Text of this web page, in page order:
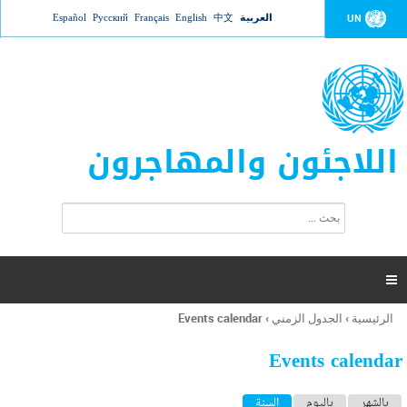
Jump to navigation UN العربية 中文
English
Français
Русский
Español
اللاجئون والمهاجرون
ت
ر
ل
ح
ب

أنت
هنا
الرئيسية › الجدول الزمني ›
Events calendar
Events calendar